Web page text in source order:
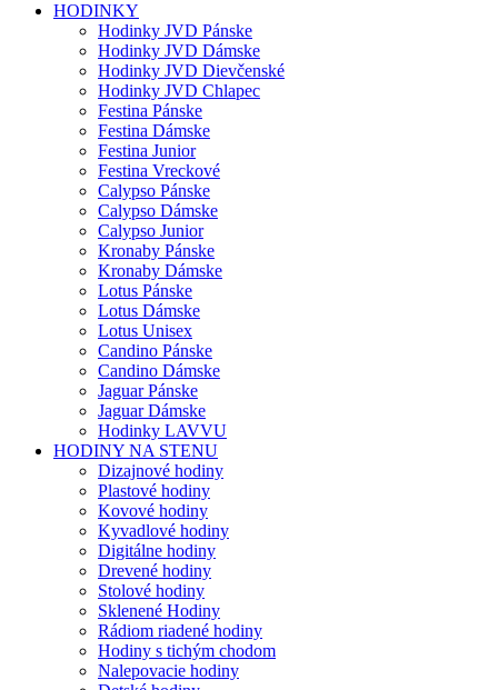
HODINKY
Hodinky JVD Pánske
Hodinky JVD Dámske
Hodinky JVD Dievčenské
Hodinky JVD Chlapec
Festina Pánske
Festina Dámske
Festina Junior
Festina Vreckové
Calypso Pánske
Calypso Dámske
Calypso Junior
Kronaby Pánske
Kronaby Dámske
Lotus Pánske
Lotus Dámske
Lotus Unisex
Candino Pánske
Candino Dámske
Jaguar Pánske
Jaguar Dámske
Hodinky LAVVU
HODINY NA STENU
Dizajnové hodiny
Plastové hodiny
Kovové hodiny
Kyvadlové hodiny
Digitálne hodiny
Drevené hodiny
Stolové hodiny
Sklenené Hodiny
Rádiom riadené hodiny
Hodiny s tichým chodom
Nalepovacie hodiny